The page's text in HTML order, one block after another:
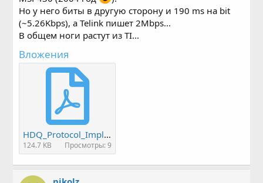
Но у него биты в другую сторону и 190 ms на bit
(~5.26Kbps), а Telink пишет 2Mbps...
В общем ноги растут из TI...
Вложения
HDQ_Protocol_Implementation_with_MSP430.pdf
124.7 KB Просмотры: 9